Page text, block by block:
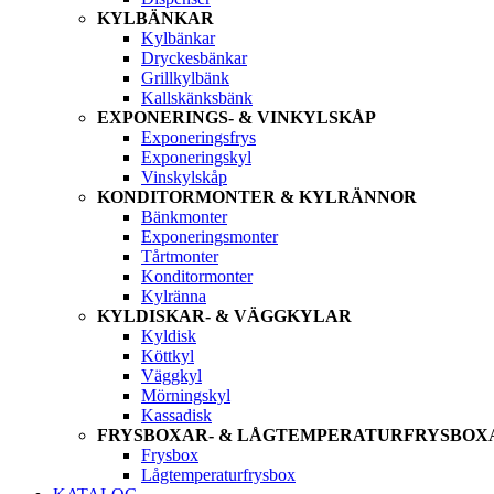
KYLBÄNKAR
Kylbänkar
Dryckesbänkar
Grillkylbänk
Kallskänksbänk
EXPONERINGS- & VINKYLSKÅP
Exponeringsfrys
Exponeringskyl
Vinskylskåp
KONDITORMONTER & KYLRÄNNOR
Bänkmonter
Exponeringsmonter
Tårtmonter
Konditormonter
Kylränna
KYLDISKAR- & VÄGGKYLAR
Kyldisk
Köttkyl
Väggkyl
Mörningskyl
Kassadisk
FRYSBOXAR- &
Frysbox
Lågtemperaturfrysbox